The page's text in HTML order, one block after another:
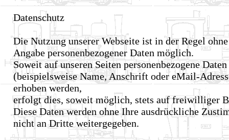
Datenschutz
Die Nutzung unserer Webseite ist in der Regel ohne
Angabe personenbezogener Daten möglich.
Soweit auf unseren Seiten personenbezogene Daten
(beispielsweise Name, Anschrift oder eMail-
erhoben werden,
erfolgt dies, soweit möglich, stets auf freiwilliger
Diese Daten werden ohne Ihre ausdrückliche
nicht an Dritte weitergegeben.